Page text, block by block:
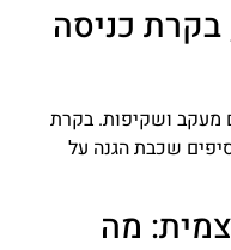
בקרת כניסה
מעקב ושקיפות. בקרת
שכבת הגנה על
מה